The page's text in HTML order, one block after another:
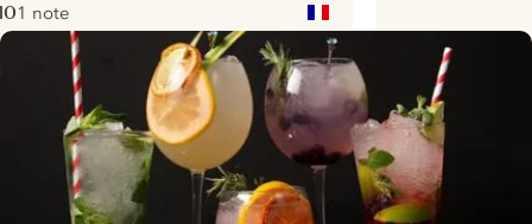
:
pour
1 note
ui.nextImg